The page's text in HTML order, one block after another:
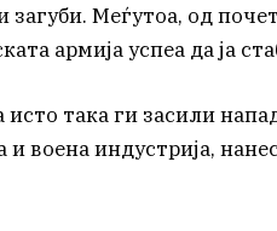
загуби. Меѓутоа, од
армија успеа да ја
исто така ги засили
и воена индустрија,